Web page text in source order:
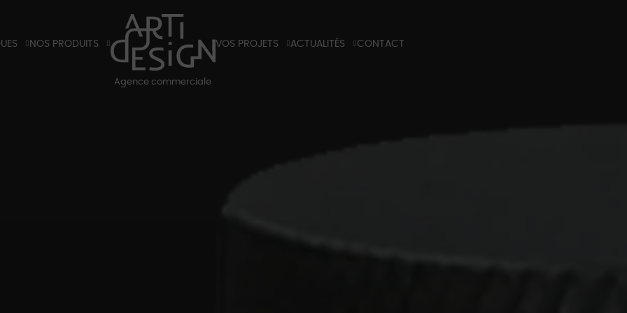
NOS PRODUITS
TIRANTS ET POIGNÉES DE PORTES
Agence commerciale
VOS PROJETS ACTUALITÉS CONTACT